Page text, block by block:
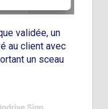
validée, un
au client avec
un sceau